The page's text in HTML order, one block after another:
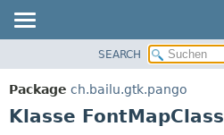
PACKAGE
KLASSE
SEARCH
Package ch.bailu.gtk.pango
Klasse FontMapClass